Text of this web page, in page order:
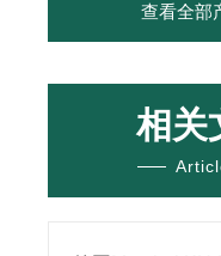
查看全部
相关